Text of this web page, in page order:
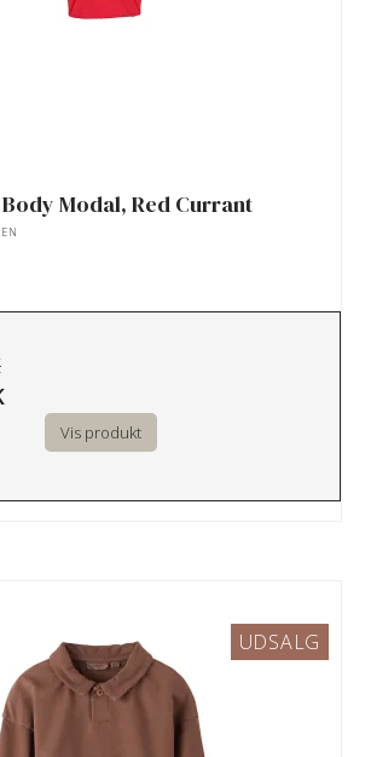
Modal, Red Currant
Vis produkt
UDSALG